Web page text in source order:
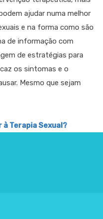
ajudar numa melhor
e na forma como são
de informação com
de estratégias para
os sintomas e o
Mesmo que sejam
Terapia Sexual?